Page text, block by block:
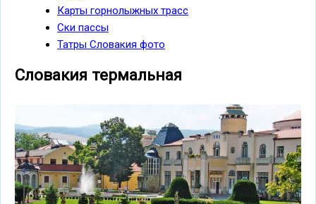
Карты горнолыжных трасс
Ски пассы
Татры Словакия фото
Словакия термальная